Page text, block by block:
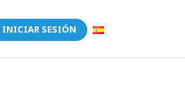
INICIAR SESIÓN